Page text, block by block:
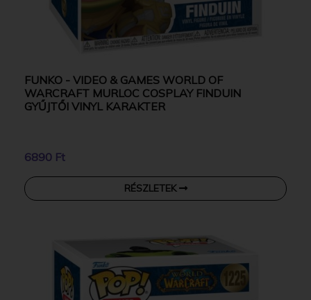
FUNKO - VIDEO & GAMES WORLD OF
WARCRAFT MURLOC COSPLAY FINDUIN
GYŰJTŐI VINYL KARAKTER
6890 Ft
RÉSZLETEK